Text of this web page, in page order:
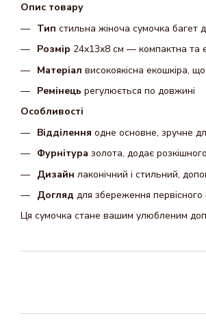
Опис товару
Тип стильна жіноча сумочка багет
Розмір 24х13х8 см — компактна та
Матеріал високоякісна екошкіра,
Ремінець регулюється по довжині
Особливості
Відділення одне основне, зручне
Фурнітура золота, додає
Дизайн лаконічний і стильний,
Догляд для збереження
Ця сумочка стане вашим улюбленим